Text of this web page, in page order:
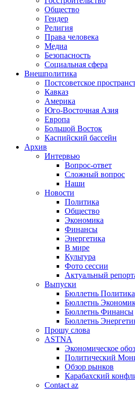
Общество
Гендер
Религия
Права человека
Медиа
Безопасность
Социальная сфера
Внешполитика
Постсоветское
Кавказ
Америка
Юго-Восточная Азия
Европа
Большой Восток
Каспийский бассейн
Архив
Интервью
Вопрос-ответ
Сложный вопрос
Наши
Новости
Политика
Общество
Экономика
Финансы
Энергетика
В мире
Культура
Фото сессии
Актуальный
Выпуски
Бюллетнь Политика
Бюллетнь
Бюллетнь Финансы
Бюллетнь
Прошу слова
ASTNA
Экономическое
Политический
Обзор рынков
Карабахский
Contact az